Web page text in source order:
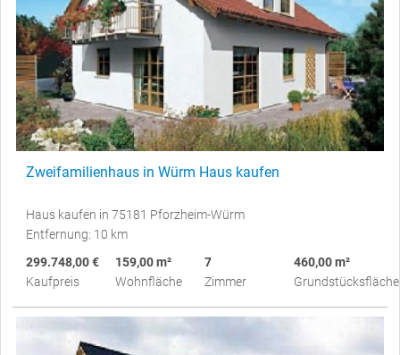
Zweifamilienhaus in Würm Haus kaufen
Haus kaufen in 75181 Pforzheim-Würm
Entfernung: 10 km
299.748,00 €
Kaufpreis
159,00 m²
Wohnfläche
7
Zimmer
460,00 m²
Grundstücksfläche